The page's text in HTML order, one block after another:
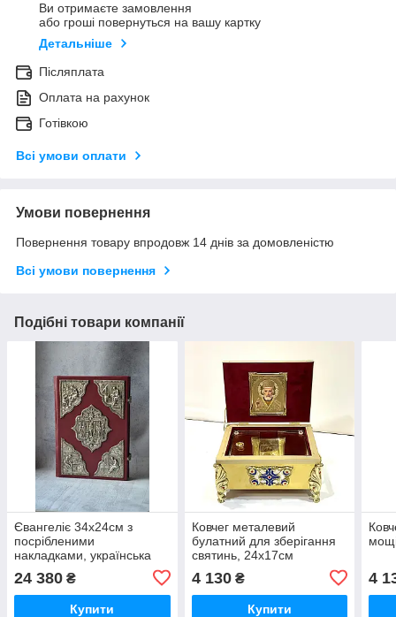
Ви отримаєте замовлення
або гроші повернуться на вашу картку
Детальніше
Післяплата
Оплата на рахунок
Готівкою
Всі умови оплати
Умови повернення
Повернення товару впродовж 14 днів за домовленістю
Всі умови повернення
Подібні товари компанії
Євангеліє 34х24см з
посрібленими
накладками, українська
мова (червона палітурка)
24 380 ₴
Купити
Ковчег металевий
булатний для зберігання
святинь, 24x17см
4 130₴
Купити
4